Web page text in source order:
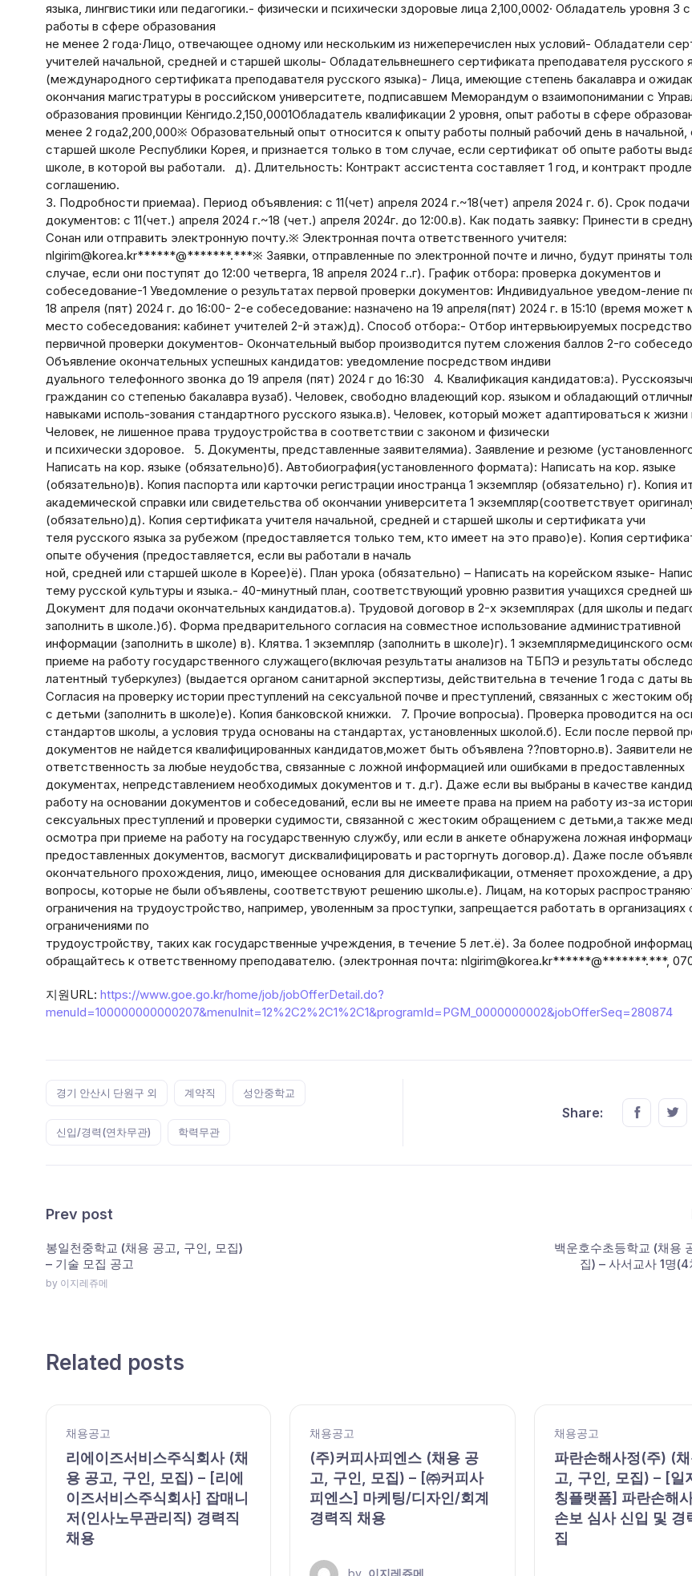
языка, лингвистики или педагогики.- физически и психически здоровые лица 2,100,0002· Обладатель уровня 3
работы в сфере образования
не менее 2 года·Лицо, отвечающее одному или нескольким из нижеперечислен ных условий- Обладатели
учителей начальной, средней и старшей школы- Обладательвнешнего сертификата преподавателя русского
(международного сертификата преподавателя русского языка)- Лица, имеющие степень бакалавра и
окончания магистратуры в российском университете, подписавшем Меморандум о взаимопонимании с
образования провинции Кёнгидо.2,150,0001Обладатель квалификации 2 уровня, опыт работы в сфере
менее 2 года2,200,000※ Образовательный опыт относится к опыту работы полный рабочий день в начальной,
старшей школе Республики Корея, и признается только в том случае, если сертификат об опыте работы
школе, в которой вы работали. д). Длительность: Контракт ассистента составляет 1 год, и контракт
соглашению.
3. Подробности приемаа). Период объявления: с 11(чет) апреля 2024 г.~18(чет) апреля 2024 г. б). Срок подачи
документов: с 11(чет.) апреля 2024 г.~18 (чет.) апреля 2024г. до 12:00.в). Как подать заявку: Принести в
Сонан или отправить электронную почту.※ Электронная почта ответственного учителя:
nlgirim@korea.kr******@*******.***※ Заявки, отправленные по электронной почте и лично, будут приняты
случае, если они поступят до 12:00 четверга, 18 апреля 2024 г..г). График отбора: проверка документов и
собеседование-1 Уведомление о результатах первой проверки документов: Индивидуальное уведом-ление
18 апреля (пят) 2024 г. до 16:00- 2-е собеседование: назначено на 19 апреля(пят) 2024 г. в 15:10 (время может
место собеседования: кабинет учителей 2-й этаж)д). Способ отбора:- Отбор интервьюируемых
первичной проверки документов- Окончательный выбор производится путем сложения баллов 2-го
Объявление окончательных успешных кандидатов: уведомление посредством индиви
дуального телефонного звонка до 19 апреля (пят) 2024 г до 16:30 4. Квалификация кандидатов:а).
гражданин со степенью бакалавра вузаб). Человек, свободно владеющий кор. языком и обладающий
навыками исполь-зования стандартного русского языка.в). Человек, который может адаптироваться к жизни
Человек, не лишенное права трудоустройства в соответствии с законом и физически
и психически здоровое. 5. Документы, представленные заявителямиа). Заявление и резюме
Написать на кор. языке (обязательно)б). Автобиография(установленного формата): Написать на кор. языке
(обязательно)в). Копия паспорта или карточки регистрации иностранца 1 экземпляр (обязательно) г). Копия
академической справки или свидетельства об окончании университета 1 экземпляр(соответствует
(обязательно)д). Копия сертификата учителя начальной, средней и старшей школы и сертификата учи
теля русского языка за рубежом (предоставляется только тем, кто имеет на это право)е). Копия
опыте обучения (предоставляется, если вы работали в началь
ной, средней или старшей школе в Корее)ё). План урока (обязательно) – Написать на корейском языке-
тему русской культуры и языка.- 40-минутный план, соответствующий уровню развития учащихся средней
Документ для подачи окончательных кандидатов.а). Трудовой договор в 2-х экземплярах (для школы и
заполнить в школе.)б). Форма предварительного согласия на совместное использование административной
информации (заполнить в школе) в). Клятва. 1 экземпляр (заполнить в школе)г). 1 экземплярмедицинского
приеме на работу государственного служащего(включая результаты анализов на ТБПЭ и результаты
латентный туберкулез) (выдается органом санитарной экспертизы, действительна в течение 1 года с даты
Согласия на проверку истории преступлений на сексуальной почве и преступлений, связанных с жестоким
с детьми (заполнить в школе)е). Копия банковской книжки. 7. Прочие вопросыа). Проверка проводится на
стандартов школы, а условия труда основаны на стандартах, установленных школой.б). Если после первой
документов не найдется квалифицированных кандидатов,может быть объявлена ??повторно.в). Заявители
ответственность за любые неудобства, связанные с ложной информацией или ошибками в предоставленных
документах, непредставлением необходимых документов и т. д.г). Даже если вы выбраны в качестве
работу на основании документов и собеседований, если вы не имеете права на прием на работу из-за
сексуальных преступлений и проверки судимости, связанной с жестоким обращением с детьми,а также
осмотра при приеме на работу на государственную службу, или если в анкете обнаружена ложная
предоставленных документов, васмогут дисквалифицировать и расторгнуть договор.д). Даже после
окончательного прохождения, лицо, имеющее основания для дисквалификации, отменяет прохождение, а
вопросы, которые не были объявлены, соответствуют решению школы.е). Лицам, на которых
ограничения на трудоустройство, например, уволенным за проступки, запрещается работать в организациях
ограничениями по
трудоустройству, таких как государственные учреждения, в течение 5 лет.ё). За более подробной
обращайтесь к ответственному преподавателю. (электронная почта: nlgirim@korea.kr******@*******.***,
지원URL: https://www.goe.go.kr/home/job/jobOfferDetail.do?
menuId=100000000000207&menuInit=12%2C2%2C1%2C1&programId=PGM_0000000002&jobOfferSeq=280874
경기 안산시 단원구 외 계약직 성안중학교
신입/경력(연차무관) 학력무관
Share: Share
Prev post
봉일천중학교 (채용 공고, 구인, 모집)
– 기술 모집 공고
by 이지레쥬메
백운호수초등학교 (채용
집) – 사서교사 1명
Related posts
채용공고
리에이즈서비스주식회사 (채
용 공고, 구인, 모집) – [리에
이즈서비스주식회사] 잡매니
저(인사노무관리직) 경력직
채용
채용공고
(주)커피사피엔스 (채용 공
고, 구인, 모집) – [㈜커피사
피엔스] 마케팅/디자인/회계
경력직 채용
by 이지레쥬메
채용공고
파란손해사정(주) (
고, 구인, 모집) – [일
칭플랫폼] 파란손해
손보 심사 신입 및 경
집